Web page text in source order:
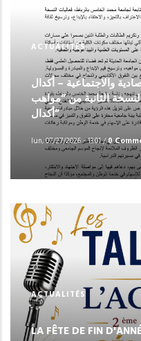
ACTUALITÉS
والاجتماعية – أكدال
الثانية من “مواهب
أكدال”
lun, 07/27/2026 - 13:01/0
ACTUALITÉS
LA FÊTE DE FIN